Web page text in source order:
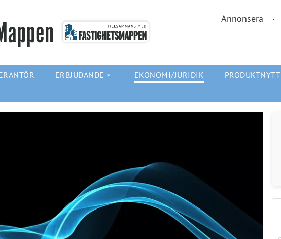
Annonsera
ERBJUDANDE arrow_drop_down EKONOMI/JURIDIK PRODUKTNYTT